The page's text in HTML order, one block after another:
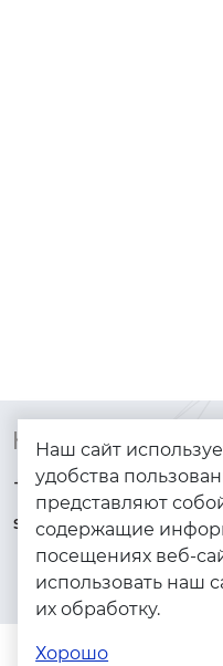
Контакты
+7 (925) 144-64-73
Наш сайт
удобства
представляют
содержащие
посещениях веб-
использовать наш
их обработку.
Хорошо